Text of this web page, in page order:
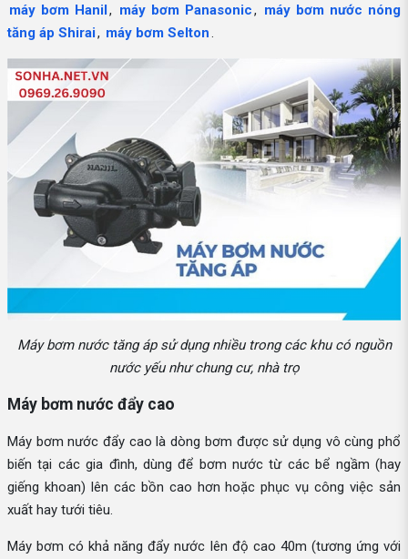
máy bơm Hanil, máy bơm Panasonic, máy bơm nước nóng
tăng áp Shirai, máy bơm Selton.
Máy bơm nước tăng áp sử dụng nhiều trong các khu có nguồn
nước yếu như chung cư, nhà trọ
Máy bơm nước đẩy cao
Máy bơm nước đẩy cao là dòng bơm được sử dụng vô cùng phổ
biến tại các gia đình, dùng để bơm nước từ các bể ngầm (hay
giếng khoan) lên các bồn cao hơn hoặc phục vụ công việc sản
xuất hay tưới tiêu.
Máy bơm có khả năng đẩy nước lên độ cao 40m (tương ứng với